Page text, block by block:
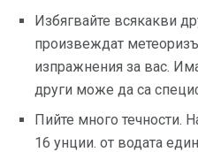
Избягвайте всякакви
произвеждат
изпражнения за вас.
други може да са
Пийте много течности.
16 унции. от водата